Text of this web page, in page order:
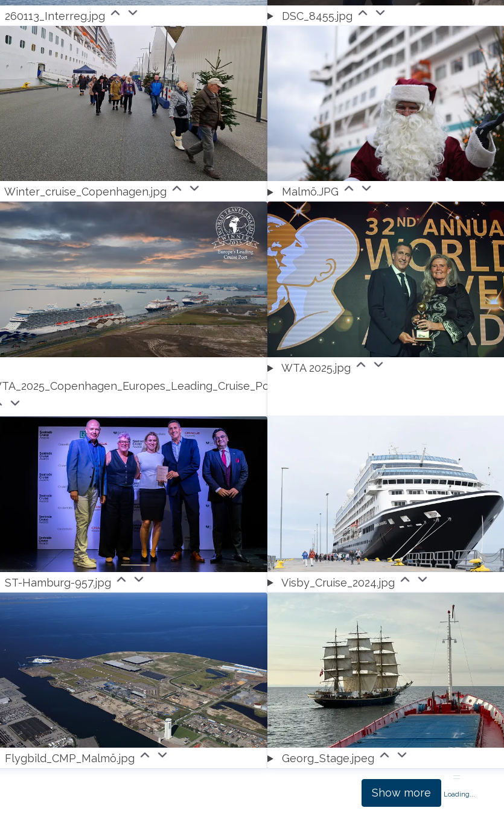
260113_Interreg.jpg DSC_8455.jpg
Winter_cruise_Copenhagen.jpg Malmö.JPG
WTA 2025.jpg
ST-Hamburg-957.jpg Visby_Cruise_2024.jpg
Flygbild_CMP_Malmö.jpg Georg_Stage.jpeg
Show more Loading...